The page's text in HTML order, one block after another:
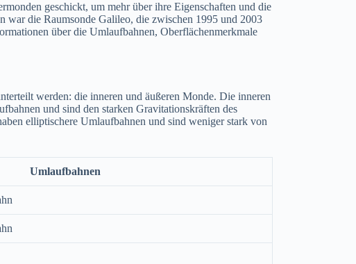
geschickt, um mehr über ihre Eigenschaften und die
war die Raumsonde Galileo, die zwischen 1995 und 2003
über die Umlaufbahnen, Oberflächenmerkmale
werden: die inneren und äußeren Monde. Die inneren
und sind den starken Gravitationskräften des
elliptischere Umlaufbahnen und sind weniger stark von
Umlaufbahnen